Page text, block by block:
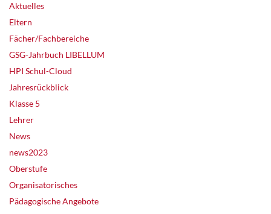
Aktuelles
Eltern
Fächer/Fachbereiche
GSG-Jahrbuch LIBELLUM
HPI Schul-Cloud
Jahresrückblick
Klasse 5
Lehrer
News
news2023
Oberstufe
Organisatorisches
Pädagogische Angebote